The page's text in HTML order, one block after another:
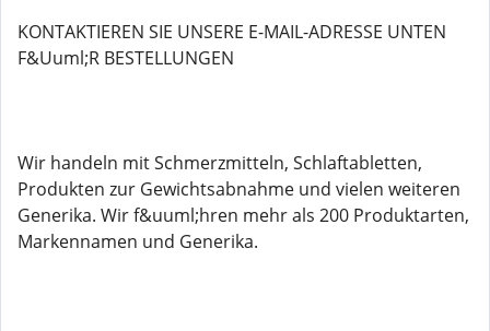
KONTAKTIEREN SIE UNSERE E-MAIL-ADRESSE UNTEN
F&Uuml;R BESTELLUNGEN
Wir handeln mit Schmerzmitteln, Schlaftabletten,
Produkten zur Gewichtsabnahme und vielen weiteren
Generika. Wir f&uuml;hren mehr als 200 Produktarten,
Markennamen und Generika.